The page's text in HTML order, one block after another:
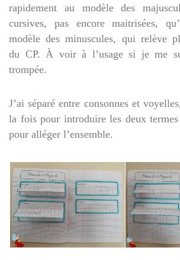
rapidement au modèle des
cursives, pas encore maitrisées,
modèle des minuscules, qui relève
du CP. À voir à l’usage si je me
trompée.
J’ai séparé entre consonnes et
la fois pour introduire les deux
pour alléger l’ensemble.